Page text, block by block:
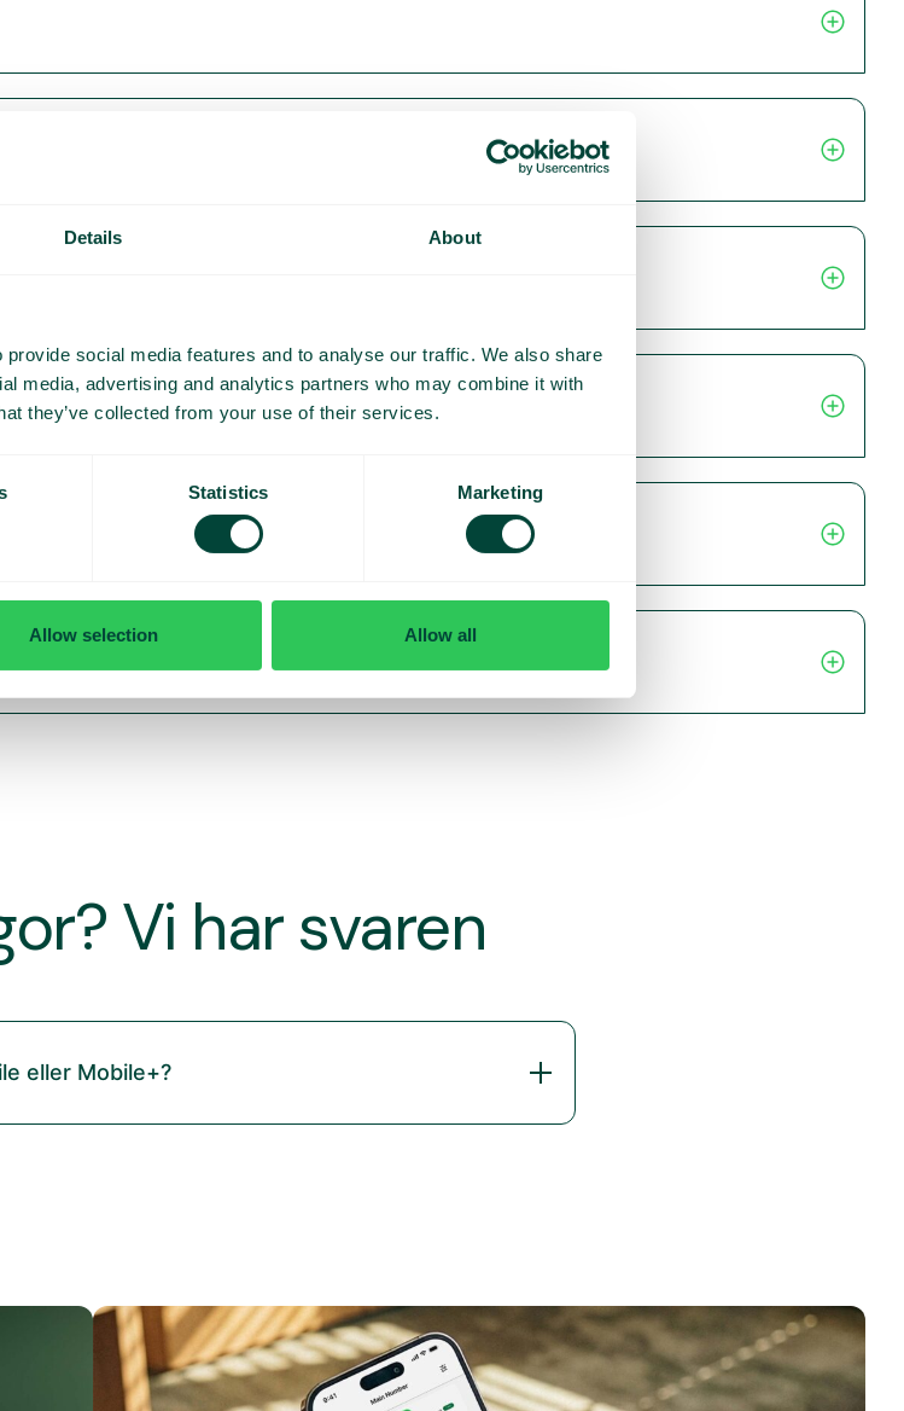
Details About
social media features and to analyse our traffic. We also share
media, advertising and analytics partners who may combine it with
they’ve collected from your use of their services.
Statistics Marketing
Allow selection Allow all
Vi har svaren
eller Mobile+?